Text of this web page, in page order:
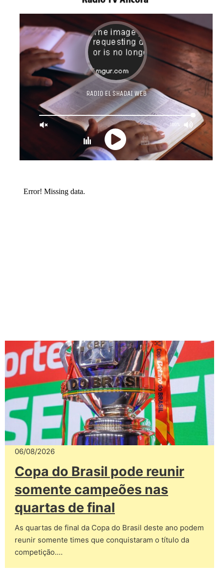
06/08/2026
Copa do Brasil pode reunir
somente campeões nas
quartas de final
As quartas de final da Copa do Brasil deste ano podem
reunir somente times que conquistaram o título da
competição.…